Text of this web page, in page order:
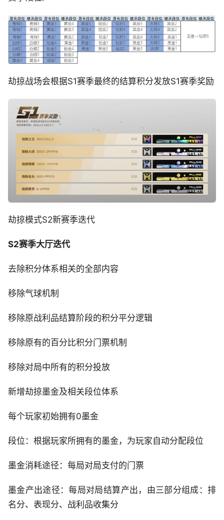
劫掠战场会根据S1赛季最终的结算积分发放S1赛季奖励
劫掠模式S2新赛季迭代
S2赛季大厅迭代
去除积分体系相关的全部内容
移除气球机制
移除原战利品结算阶段的积分平分逻辑
移除原有的百分比积分门票机制
移除对局中所有的积分投放
新增劫掠墨金及相关段位体系
每个玩家初始拥有0墨金
段位：根据玩家所拥有的墨金，为玩家自动分配段位
墨金消耗途径：每局对局支付的门票
墨金产出途径：每局对局结算产出，由三部分组成：排
名分、表现分、战利品收集分